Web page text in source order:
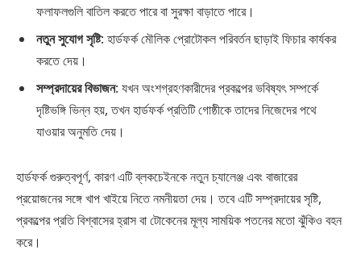
ফলাফলগুলি বাতিল করতে পারে বা সুরক্ষা বাড়াতে পারে।
নতুন সুযোগ সৃষ্টি: হার্ডফর্ক মৌলিক প্রোটোকল পরিবর্তন ছাড়াই ফিচার কার্যকর
করতে দেয়।
সম্প্রদায়ের বিভাজন: যখন অংশগ্রহণকারীদের প্রকল্পের ভবিষ্যৎ সম্পর্কে
দৃষ্টিভঙ্গি ভিন্ন হয়, তখন হার্ডফর্ক প্রতিটি গোষ্ঠীকে তাদের নিজেদের পথে
যাওয়ার অনুমতি দেয়।
হার্ডফর্ক গুরুত্বপূর্ণ, কারণ এটি ব্লকচেইনকে নতুন চ্যালেঞ্জ এবং বাজারের
প্রয়োজনের সঙ্গে খাপ খাইয়ে নিতে নমনীয়তা দেয়। তবে এটি সম্প্রদায়ের সৃষ্টি,
প্রকল্পের প্রতি বিশ্বাসের হ্রাস বা টোকেনের মূল্য সাময়িক পতনের মতো ঝুঁকিও বহন
করে।